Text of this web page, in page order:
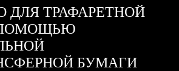
ДЛЯ ТРАФАРЕТНОЙ
БУМАГИ